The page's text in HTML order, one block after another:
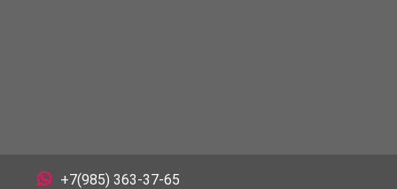
+7(985) 363-37-65